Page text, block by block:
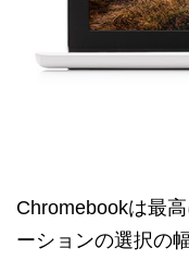
Chromebookは最
ーションの選択の